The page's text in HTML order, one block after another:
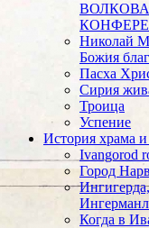
Николай
Божия
Пасха
Сирия
Троица
Успение
История храма и
Ivangorod
Город
Когда в